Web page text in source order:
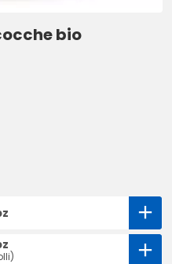
bio